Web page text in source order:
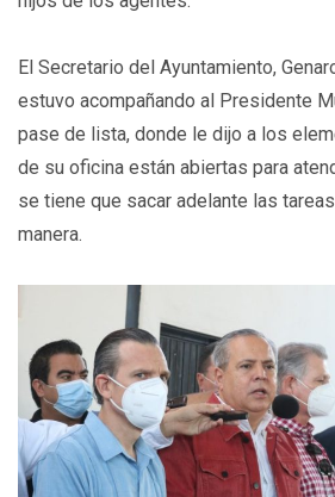
El Secretario del Ayuntamiento,
estuvo acompañando al Presidente
pase de lista, donde le dijo a los
de su oficina están abiertas para
se tiene que sacar adelante las
manera.